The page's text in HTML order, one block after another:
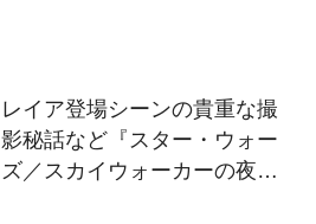
レイア登場シーンの貴重な撮
影秘話など『スター・ウォー
ズ／スカイウォーカーの夜明